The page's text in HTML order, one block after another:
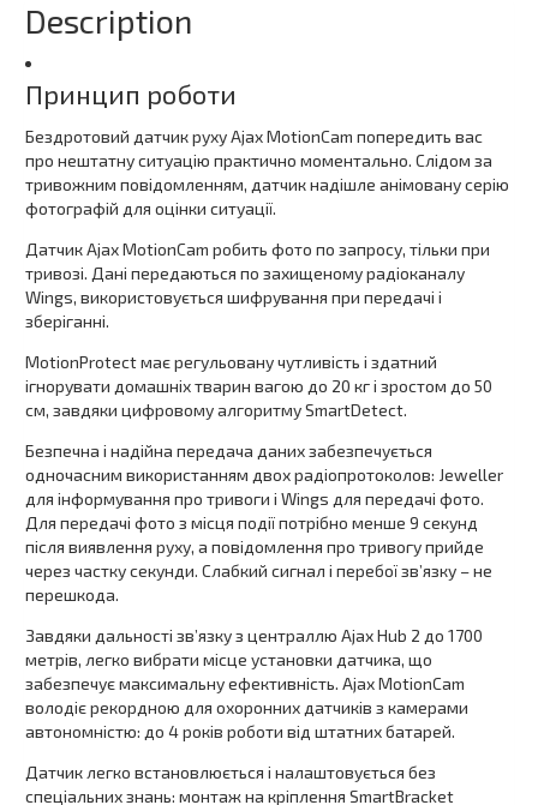
Description
Принцип роботи
Бездротовий датчик руху Ajax MotionCam попередить вас
про нештатну ситуацію практично моментально. Слідом за
тривожним повідомленням, датчик надішле анімовану серію
фотографій для оцінки ситуації.
Датчик Ajax MotionCam робить фото по запросу, тільки при
тривозі. Дані передаються по захищеному радіоканалу
Wings, використовується шифрування при передачі і
зберіганні.
MotionProtect має регульовану чутливість і здатний
ігнорувати домашніх тварин вагою до 20 кг і зростом до 50
см, завдяки цифровому алгоритму SmartDetect.
Безпечна і надійна передача даних забезпечується
одночасним використанням двох радіопротоколов: Jeweller
для інформування про тривоги і Wings для передачі фото.
Для передачі фото з місця події потрібно менше 9 секунд
після виявлення руху, а повідомлення про тривогу прийде
через частку секунди. Слабкий сигнал і перебої зв’язку – не
перешкода.
Завдяки дальності зв’язку з централлю Ajax Hub 2 до 1700
метрів, легко вибрати місце установки датчика, що
забезпечує максимальну ефективність. Ajax MotionCam
володіє рекордною для охоронних датчиків з камерами
автономністю: до 4 років роботи від штатних батарей.
Датчик легко встановлюється і налаштовується без
спеціальних знань: монтаж на кріплення SmartBracket